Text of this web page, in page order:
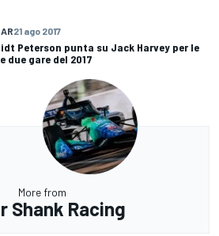
21 ago 2017
Peterson punta su Jack Harvey per le
due gare del 2017
More from
Shank Racing